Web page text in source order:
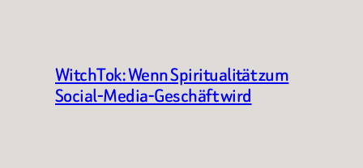
WitchTok: Wenn Spiritualität zum
Social-Media-Geschäft wird